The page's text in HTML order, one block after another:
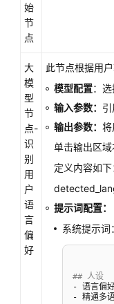
文
档
下
通
用
参
考
产
品
术
语
责
始
节
点
大
模
型
节
点-
识
别
用
户
语
言
偏
好
此节点根据用
模型配置：
输入参数：
输出参数： 将
单击输出区
定义内容如下
提示词配置：
系统提示词
## 人设
- 语言偏
- 精通多